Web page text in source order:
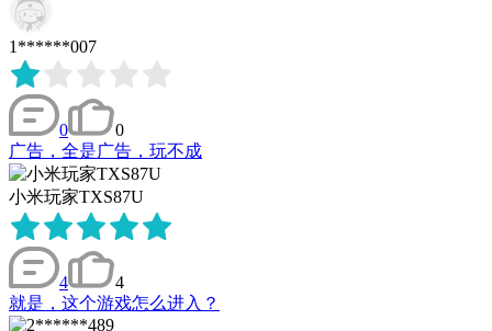
1******007
0
0
广告，全是广告，玩不成
小米玩家TXS87U
4
4
就是，这个游戏怎么进入？